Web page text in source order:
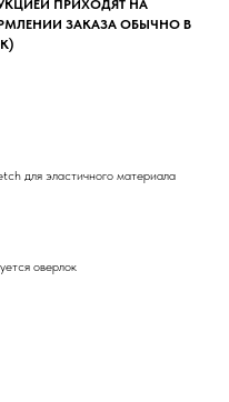
ПРИХОДЯТ НА
ЗАКАЗА ОБЫЧНО В
для эластичного материала
оверлок